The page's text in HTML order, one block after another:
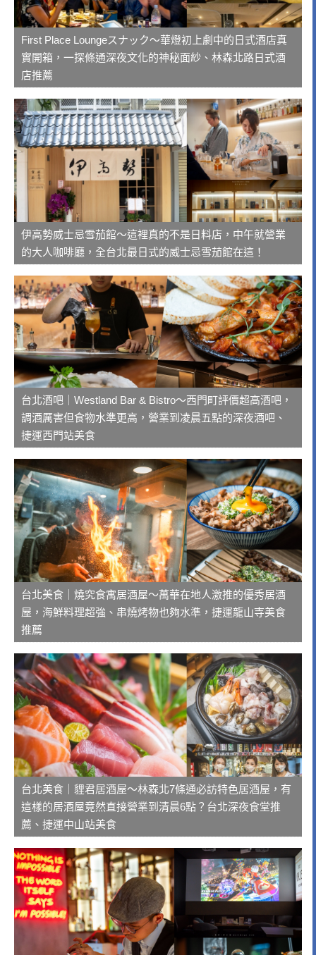
First Place Loungeスナック～華燈初上劇中的日式酒店真
實開箱，一探條通深夜文化的神秘面紗、林森北路日式酒
店推薦
伊高勢威士忌雪茄館～這裡真的不是日料店，中午就營業
的大人咖啡廳，全台北最日式的威士忌雪茄館在這！
台北酒吧｜Westland Bar & Bistro～西門町評價超高酒吧，
調酒厲害但食物水準更高，營業到凌晨五點的深夜酒吧、
捷運西門站美食
台北美食｜燒究食寓居酒屋～萬華在地人激推的優秀居酒
屋，海鮮料理超強、串燒烤物也夠水準，捷運龍山寺美食
推薦
台北美食｜貍君居酒屋～林森北7條通必訪特色居酒屋，有
這樣的居酒屋竟然直接營業到清晨6點？台北深夜食堂推
薦、捷運中山站美食